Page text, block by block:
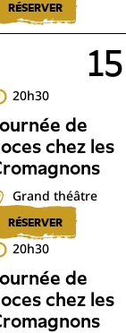
RÉSERVER
15
20h30
de
chez les
Grand théâtre
RÉSERVER
20h30
de
chez les